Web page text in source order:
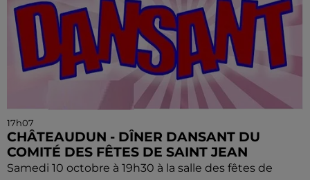
17h07
CHÂTEAUDUN - DÎNER DANSANT DU
COMITÉ DES FÊTES DE SAINT JEAN
Samedi 10 octobre à 19h30 à la salle des fêtes de